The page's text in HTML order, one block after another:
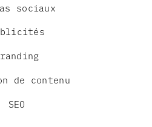
sociaux
de contenu
SEO